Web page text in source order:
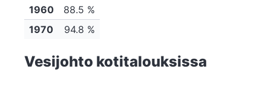
1960
88.5 %
1970
94.8 %
Vesijohto kotitalouksissa